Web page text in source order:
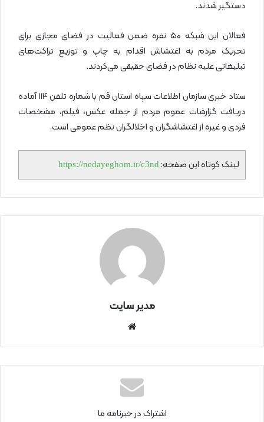
دستگیر شدند.
فعالان این شبکه ۵۰ نفره ضمن فعالیت در فضای مجازی برای
تحریک مردم به اغتشاش اقدام به چاپ و توزیع تراکت‌های
تبلیغاتی علیه نظام در فضای حقیقی می‌کردند.
ستاد خبری سازمان اطلاعات سپاه استان قم با شماره تلفن ۱۱۴ آماده
دریافت گزارشات عموم مردم از جمله عکس، فیلم، مشخصات
فردی و غیره از اغتشاشگران و اخلالگران نظم عمومی است.
لینک کوتاه این صفحه: https://nedayeghom.ir/c3nd
مدیر سایت
نتی
اشتراک در خبرنامه ما